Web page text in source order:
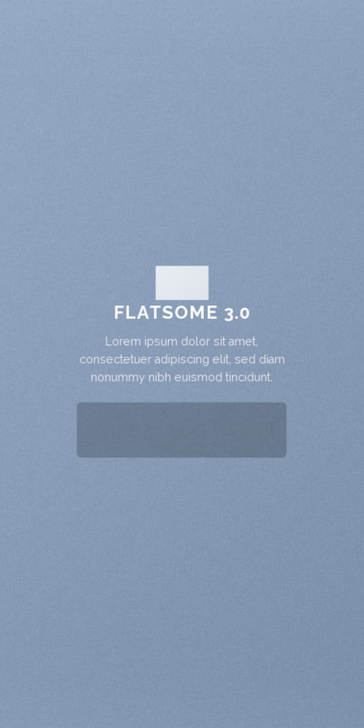
FLATSOME 3.0
Lorem ipsum dolor sit amet,
consectetuer adipiscing elit, sed diam
nonummy nibh euismod tincidunt.